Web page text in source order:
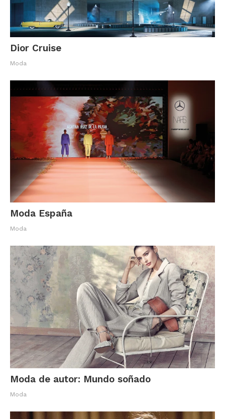
Dior Cruise
Moda
Moda España
Moda
Moda de autor: Mundo soñado
Moda